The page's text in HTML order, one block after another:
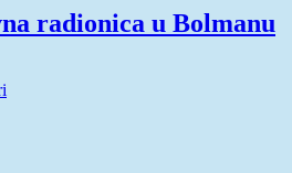
radionica u Bolmanu